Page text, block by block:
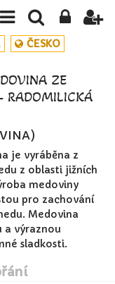
ČESKO
ZE
RADOMILICKÁ
je vyráběna z
z oblasti jižních
medoviny
pro zachování
Medovina
a výraznou
sladkosti.